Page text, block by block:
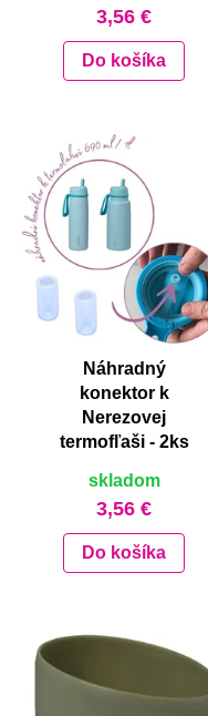
3,56 €
Do košíka
Náhradný
konektor k
Nerezovej
termofľaši - 2ks
skladom
3,56 €
Do košíka